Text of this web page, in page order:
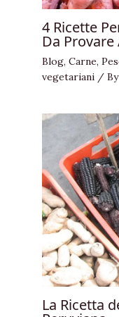
4 Ricette
Da
Blog, Carne,
vegetariani / By
La Ricetta